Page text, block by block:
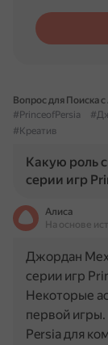
Вопрос для Поиска
#PrinceofPersia
#Креатив
Какую роль
серии игр
Алиса
На основе
Джордан
серии игр
Некоторые
первой
Persia для